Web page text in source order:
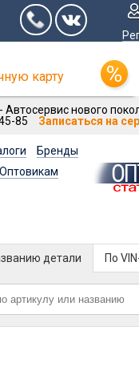
карту
нового
85
Записаться на
Бренды
Оптовикам
детали По